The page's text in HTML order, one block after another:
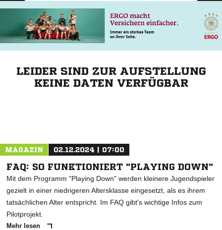
LEIDER SIND ZUR AUFSTELLUNG
KEINE DATEN VERFÜGBAR
MAGAZIN 02.12.2024 | 07:00
FAQ: SO FUNKTIONIERT "PLAYING DOWN"
Mit dem Programm "Playing Down" werden kleinere Jugendspieler
gezielt in einer niedrigeren Altersklasse eingesetzt, als es ihrem
tatsächlichen Alter entspricht. Im FAQ gibt's wichtige Infos zum
Pilotprojekt.
Mehr lesen